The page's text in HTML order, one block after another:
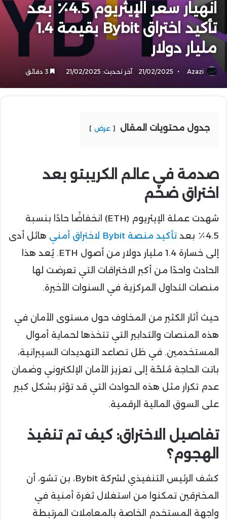
انهيار سعر الإيثريوم 4.5٪ بعد
تأكيد اختراق Bybit بقيمة 1.4
مليار دولار
Azazi
21/02/2025 آخر تحديث: 21/02/2025
جدول محتويات المقال عرض
صدمة في عالم الكريبتو بعد
اختراق ضخم
شهدت عملة الإيثريوم (ETH) انخفاضًا حادًا بنسبة
4.5٪ بعد
تأكيد منصة Bybit لاختراق أمني
هائل أدى
إلى خسارة 1.4 مليار دولار من أصول ETH. يُعد هذا
الحادث واحدًا من أكبر الاختراقات التي تعرضت لها
منصات التداول المركزية في السنوات الأخيرة.
حيث أثار الكثير من المخاوف حول مستوى الأمان في
هذه المنصات والتدابير التي تتخذها لحماية أموال
المستخدمين. في ظل تصاعد التهديدات السيبرانية،
باتت الحاجة مُلحّة إلى تعزيز الأمان الإلكتروني وضمان
عدم تكرار مثل هذه الحوادث التي قد تؤثر بشكل كبير
على السوق المالية الرقمية.
تفاصيل الاختراق: كيف تم تنفيذ
الهجوم؟
كشف الرئيس التنفيذي لشركة Bybit، بن تشو، أن
المخترقين تمكنوا من استغلال ثغرة أمنية في
واجهة المستخدم الخاصة بالمعاملات المرتبطة